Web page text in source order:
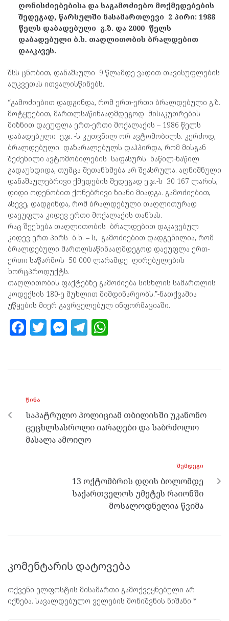
ღონისძიებებისა და საგამოძიებო მოქმედებების
შედეგად, წარსულში ნასამართლევი 2 პირი: 1988
წელს დაბადებული გ.ზ. და 2000 წელს
დაბადებული ბ.ხ. თაღლითობის ბრალდებით
დააკავეს.
შსს ცნობით, დანაშაული 9 წლამდე ვადით თავისუფლების
აღკვეთას ითვალისწინებს.
“გამოძიებით დადგინდა, რომ ერთ-ერთი ბრალდებული გ.ზ.
მოტყუებით, მართლსაწინააღმდეგოდ მისაკუთრების
მიზნით დაეუფლა ერთ-ერთი მოქალაქის – 1986 წელს
დაბადებული ე.ჯ. -ს კუთვნილ ორ ავტომობილს. კერძოდ,
ბრალდებული დაზარალებულს დაჰპირდა, რომ მისგან
შეძენილი ავტომობილების საფასურს ნაწილ-ნაწილ
გადაუხდიდა, თუმცა შეთანხმება არ შეასრულა. აღნიშნული
დანაშაულებრივი ქმედების შედეგად ე.ჯ.-ს 30 167 ლარის,
დიდი ოდენობით ქონებრივი ზიანი მიადგა. გამოძიებით,
ასევე, დადგინდა, რომ ბრალდებული თაღლითურად
დაეუფლა კიდევ ერთი მოქალაქის თანხას.
რაც შეეხება თაღლითობის ბრალდებით დაკავებულ
კიდევ ერთ პირს ბ.ხ. – ს, გამოძიებით დადგენილია, რომ
ბრალდებული მართლსაწინააღმდეგოდ დაეუფლა ერთ-
ერთი საწარმოს 50 000 ლარამდე ღირებულების
ხორცპროდუქტს.
თაღლითობის ფაქტებზე გამოძიება სისხლის სამართლის
კოდექსის 180-ე მუხლით მიმდინარეობს.”-ნათქვამია
უწყების მიერ გავრცელებულ ინფორმაციაში.
F
o
o
k
T M
er
T
m p
p
ᲬᲘᲜᲐ
საპატრულო პოლიციამ თბილისში უკანონო
ცეცხლსასროლი იარაღები და საბრძოლო
მასალა ამოიღო
ᲨᲔᲛᲓᲔᲒᲘ
13 ოქტომბრის დღის ბოლომდე
საქართველოს უმეტეს რაიონში
მოსალოდნელია წვიმა
კომენტარის დატოვება
თქვენი ელფოსტის მისამართი გამოქვეყნებული არ
იქნება. სავალდებულო ველების მონიშვნის ნიშანი *